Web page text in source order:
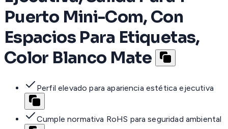
Puerto Mini-Com, Con
Espacios Para Etiquetas,
Color Blanco Mate
Perfil elevado para apariencia estética ejecutiva
Cumple normativa RoHS para seguridad ambiental